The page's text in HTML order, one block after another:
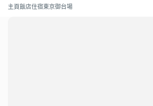
主頁飯店住宿東京御台場